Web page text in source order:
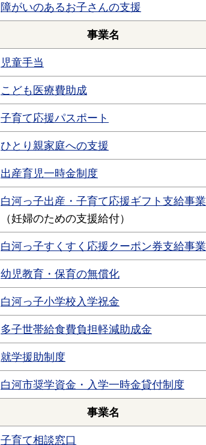
障がいのあるお子さんの支援
事業名
児童手当
こども医療費助成
子育て応援パスポート
ひとり親家庭への支援
出産育児一時金制度
白河っ子出産・子育て応援ギフト支給事業
（妊婦のための支援給付）
白河っ子すくすく応援クーポン券支給事業
幼児教育・保育の無償化
白河っ子小学校入学祝金
多子世帯給食費負担軽減助成金
就学援助制度
白河市奨学資金・入学一時金貸付制度
事業名
子育て相談窓口